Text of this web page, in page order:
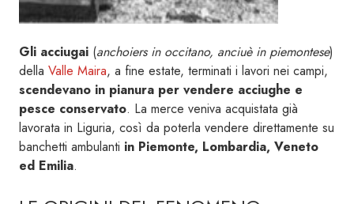
Gli acciugai (anchoiers in occitano, anciuè in piemontese)
della Valle Maira, a fine estate, terminati i lavori nei campi,
scendevano in pianura per vendere acciughe e
pesce conservato. La merce veniva acquistata già
lavorata in Liguria, così da poterla vendere direttamente su
banchetti ambulanti in Piemonte, Lombardia, Veneto
ed Emilia.